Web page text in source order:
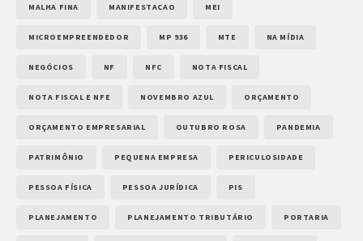
MALHA FINA MANIFESTACAO MEI
MICROEMPREENDEDOR MP 936 MTE NA MÍDIA
NEGÓCIOS NF NFC NOTA FISCAL
NOTA FISCAL E NFE NOVEMBRO AZUL ORÇAMENTO
ORÇAMENTO EMPRESARIAL OUTUBRO ROSA PANDEMIA
PATRIMÔNIO PEQUENA EMPRESA PERICULOSIDADE
PESSOA FÍSICA PESSOA JURÍDICA PIS
PLANEJAMENTO PLANEJAMENTO TRIBUTÁRIO PORTARIA